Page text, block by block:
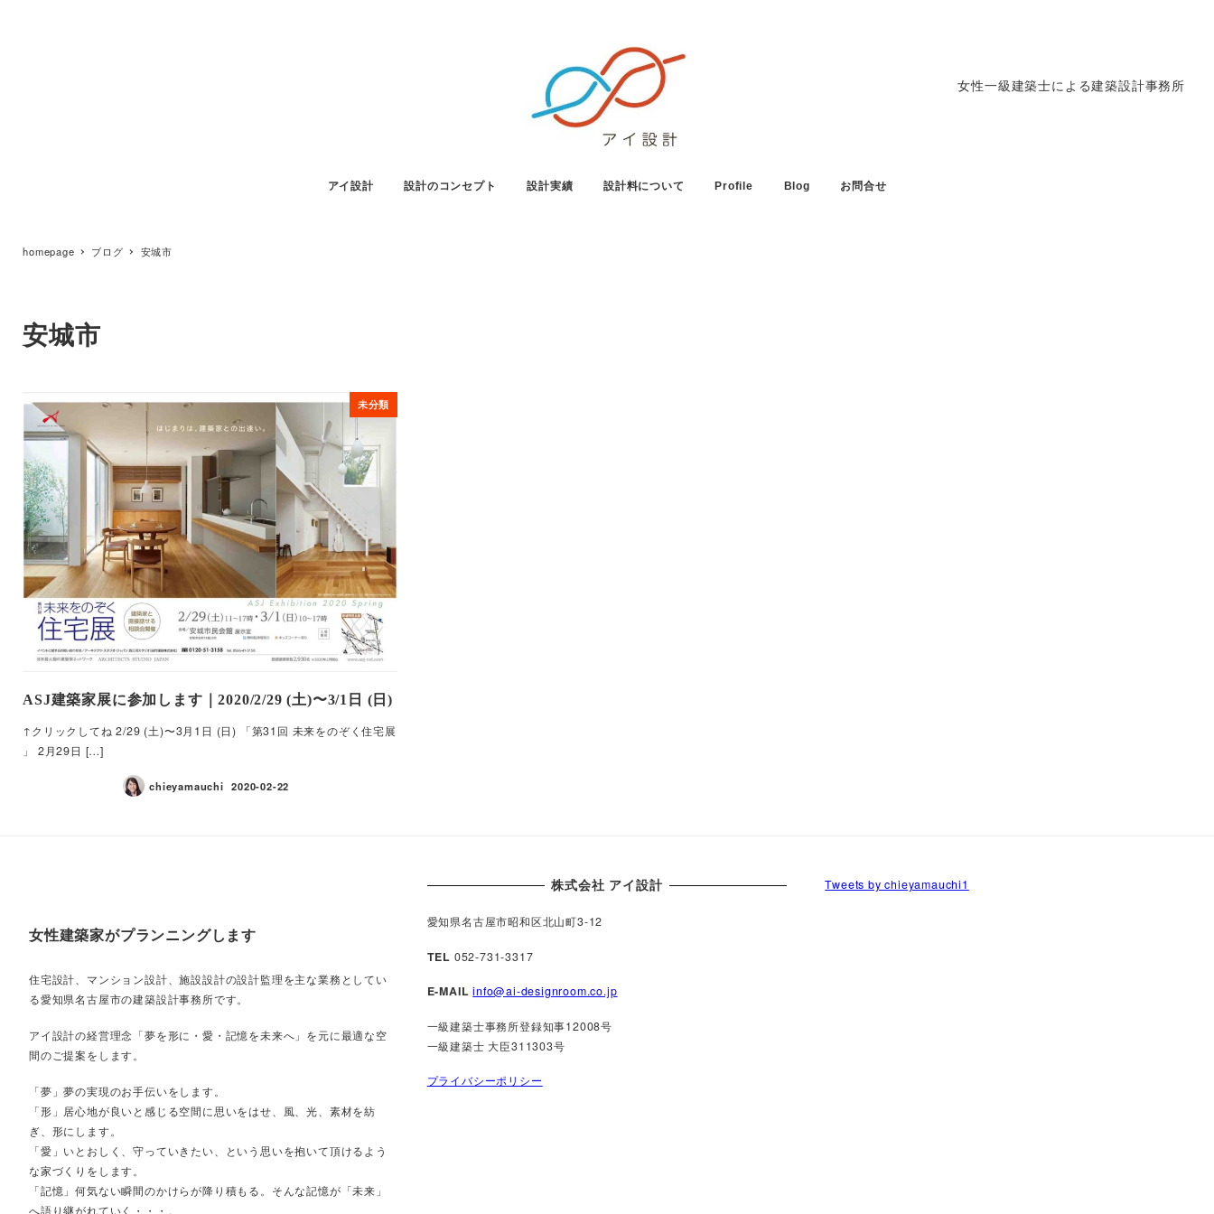
女性一級建築士による建築設計事務所
アイ設計 設計のコンセプト 設計実績 設計料について Profile Blog お問合せ
homepage ブログ 安城市
安城市
未分類
ASJ建築家展に参加します｜2020/2/29 (土)〜3/1日 (日)
↑クリックしてね 2/29 (土)〜3月1日 (日) 「第31回 未来をのぞく住宅展
」 2月29日 […]
chieyamauchi 2020-02-22
女性建築家がプランニングします
住宅設計、マンション設計、施設設計の設計監理を主な業務としてい
る愛知県名古屋市の建築設計事務所です。
アイ設計の経営理念「夢を形に・愛・記憶を未来へ」を元に最適な空
間のご提案をします。
「夢」夢の実現のお手伝いをします。
「形」居心地が良いと感じる空間に思いをはせ、風、光、素材を紡
ぎ、形にします。
「愛」いとおしく、守っていきたい、という思いを抱いて頂けるよう
な家づくりをします。
「記憶」何気ない瞬間のかけらが降り積もる。そんな記憶が「未来」
株式会社 アイ設計
愛知県名古屋市昭和区北山町3-12
TEL 052-731-3317
E-MAIL info@ai-designroom.co.jp
一級建築士事務所登録知事12008号
一級建築士 大臣311303号
プライバシーポリシー
Tweets by chieyamauchi1